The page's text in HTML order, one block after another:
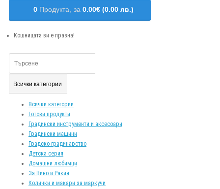
0 Продукта, за 0.00€ (0.00 лв.)
Кошницата ви е празна!
Всички категории
Всички категории
Готови продукти
Градински инструменти и аксесоари
Градински машини
Градско градинарство
Детска серия
Домашни любимци
За Вино и Ракия
Колички и макари за маркучи